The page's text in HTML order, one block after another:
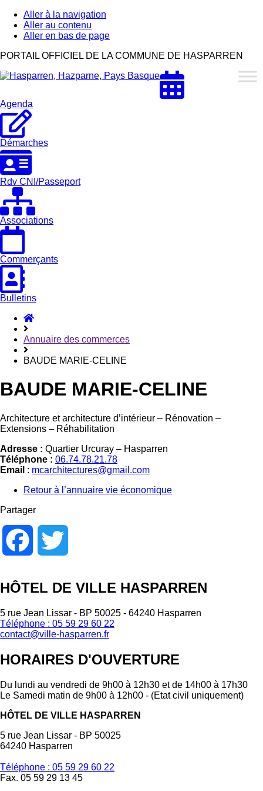
Aller à la navigation
Aller au contenu
Aller en bas de page
Hasparren,
Pays
PORTAIL OFFICIEL DE LA COMMUNE DE HASPARREN
Agenda
Démarches
Rdv CNI/Passeport
Associations
Commerçants
Bulletins
Accueil
Annuaire des commerces
BAUDE MARIE-CELINE
BAUDE MARIE-CELINE
Architecture et architecture d’intérieur – Rénovation –
Extensions – Réhabilitation
Adresse : Quartier Urcuray – Hasparren
Téléphone : 06.74.78.21.78
Email : mcarchitectures@gmail.com
Retour à l’annuaire vie économique
Partager
Facebook
HÔTEL DE VILLE HASPARREN
5 rue Jean Lissar - BP 50025 - 64240 Hasparren
Téléphone : 05 59 29 60 22
contact@ville-hasparren.fr
HORAIRES D'OUVERTURE
Du lundi au vendredi de 9h00 à 12h30 et de 14h00 à 17h30
Le Samedi matin de 9h00 à 12h00 - (Etat civil uniquement)
HÔTEL DE VILLE HASPARREN
5 rue Jean Lissar - BP 50025
64240 Hasparren
Téléphone : 05 59 29 60 22
Fax. 05 59 29 13 45